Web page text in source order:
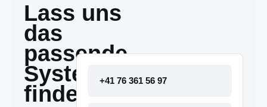
Lass uns
das
passende
System
finden.
+41 76 361 56 97